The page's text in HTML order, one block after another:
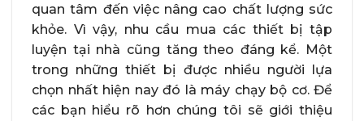
quan tâm đến việc nâng cao chất lượng sức
khỏe. Vì vậy, nhu cầu mua các thiết bị tập
luyện tại nhà cũng tăng theo đáng kể. Một
trong những thiết bị được nhiều người lựa
chọn nhất hiện nay đó là máy chạy bộ cơ. Để
các bạn hiểu rõ hơn chúng tôi sẽ giới thiệu